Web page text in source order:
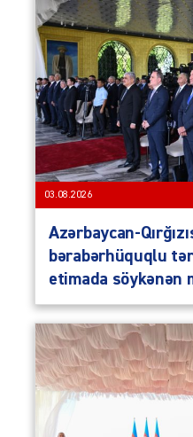
03.08.2026
Azərbaycan-
bərabərhüquqlu
etimada